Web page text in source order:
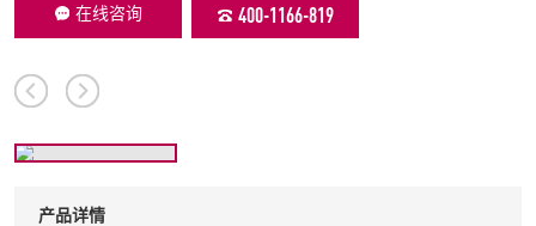
在线咨询 400-1166-819
产品详情